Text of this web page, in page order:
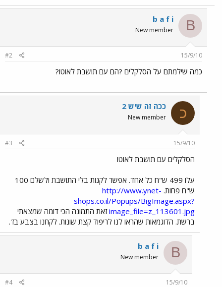
B
b a f i
New member
15/9/10
#2
כמה שילמתם על הסלקלים ?הם עם תושבת לאוטו?
כ ככה זה שיש 2
New member
15/9/10
#3
הסלקלים עם תושבת לאוטו
עלו 499 ש"ח כל אחד. אפשר לקנות בלי התושבת ולשלם 100
ש"ח פחות. http://www.ynet-
shops.co.il/Popups/BigImage.aspx?
image_file=z_113601.jpgזאת התמונה הכי דומה שמצאתי
ברשת. הדוגמאות שהראו לנו לריפוד קצת שונות. לקחנו בצבע בז'.
B
b a f i
New member
15/9/10
#4